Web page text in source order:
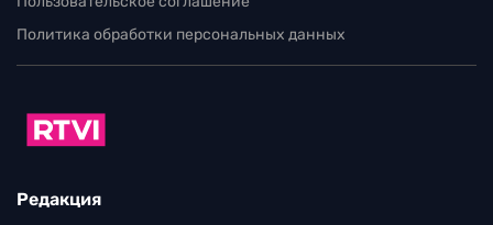
Политика обработки персональных данных
Редакция